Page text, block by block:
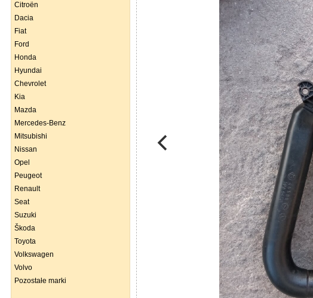
Citroën
Dacia
Fiat
Ford
Honda
Hyundai
Chevrolet
Kia
Mazda
Mercedes-Benz
Mitsubishi
Nissan
Opel
Peugeot
Renault
Seat
Suzuki
Škoda
Toyota
Volkswagen
Volvo
Pozostałe marki